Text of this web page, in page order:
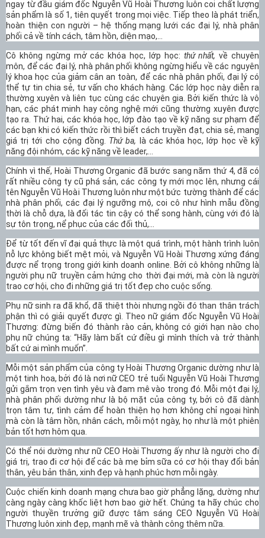
ngay từ đầu giám đốc Nguyễn Vũ Hoài Thương luôn coi chất lượng
sản phẩm là số 1, tiên quyết trong mọi việc. Tiếp theo là phát triển,
hoàn thiện con người – hệ thống mạng lưới các đại lý, nhà phân
phối cả về tính cách, tâm hồn, diện mạo,…
Cô không ngừng mở các khóa học, lớp học: thứ nhất, về chuyên
môn, để các đại lý, nhà phân phối không ngừng hiểu về các nguyên
lý khoa học của giảm cân an toàn, để các nhà phân phối, đại lý có
thể tự tin chia sẻ, tư vấn cho khách hàng. Các lớp học này diễn ra
thường xuyên và liên tục cùng các chuyên gia. Bởi kiến thức là vô
hạn, các phát minh hay công nghệ mới cũng thường xuyên được
tạo ra. Thứ hai, các khóa học, lớp đào tạo về kỹ năng sư phạm để
các bạn khi có kiến thức rồi thì biết cách truyền đạt, chia sẻ, mang
giá trị tới cho cộng đồng. Thứ ba, là các khóa học, lớp học về kỹ
năng đội nhóm, các kỹ năng về leader,…
Chính vì thế, Hoài Thương Organic đã bước sang năm thứ 4, đã có
rất nhiều công ty cũ phá sản, các công ty mới mọc lên, nhưng cái
tên Nguyễn Vũ Hoài Thương luôn như một bức tường thành để các
nhà phân phối, các đại lý ngưỡng mộ, coi cô như hình mẫu đồng
thời là chỗ dựa, là đối tác tin cậy có thể song hành, cùng với đó là
sự tôn trọng, nể phục của các đối thủ,…
Để từ tốt đến vĩ đại quả thực là một quá trình, một hành trình luôn
nỗ lực không biết mệt mỏi, và Nguyễn Vũ Hoài Thương xứng đáng
được nể trọng trong giới kinh doanh online. Bởi cô không những là
người phụ nữ truyền cảm hứng cho thời đại mới, mà còn là người
trao cơ hội, cho đi những giá trị tốt đẹp cho cuộc sống.
Phụ nữ sinh ra đã khổ, đã thiệt thòi nhưng ngồi đó than thân trách
phận thì có giải quyết được gì. Theo nữ giám đốc Nguyễn Vũ Hoài
Thương: đừng biến đó thành rào cản, không có giới hạn nào cho
phụ nữ chúng ta: “Hãy làm bất cứ điều gì mình thích và trở thành
bất cứ ai mình muốn”.
Mỗi một sản phẩm của công ty Hoài Thương Organic dường như là
một tinh hoa, bởi đó là nơi nữ CEO trẻ tuổi Nguyễn Vũ Hoài Thương
gửi gắm trọn vẹn tình yêu và đam mê vào trong đó. Mỗi một đại lý,
nhà phân phối dường như là bộ mặt của công ty, bởi cô đã dành
trọn tâm tư, tình cảm để hoàn thiện họ hơn không chỉ ngoại hình
mà còn là tâm hồn, nhân cách, mỗi một ngày, họ như là một phiên
bản tốt hơn hôm qua.
Có thể nói dường như nữ CEO Hoài Thương ấy như là người cho đi
giá trị, trao đi cơ hội để các bà mẹ bỉm sữa có cơ hội thay đổi bản
thân, yêu bản thân, xinh đẹp và hạnh phúc hơn mỗi ngày.
Cuộc chiến kinh doanh mạng chưa bao giờ phẳng lặng, dường như
càng ngày càng khốc liệt hơn bao giờ hết. Chúng ta hãy chúc cho
người thuyền trưởng giữ được tâm sáng CEO Nguyễn Vũ Hoài
Thương luôn xinh đẹp, mạnh mẽ và thành công thêm nữa.